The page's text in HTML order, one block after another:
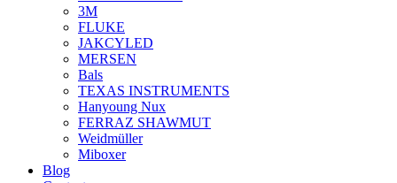
3M
FLUKE
JAKCYLED
MERSEN
Bals
TEXAS INSTRUMENTS
Hanyoung Nux
FERRAZ SHAWMUT
Weidmüller
Miboxer
Blog